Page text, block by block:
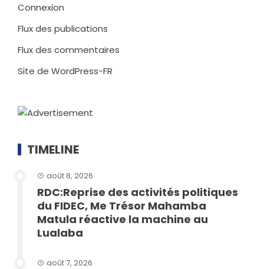
Connexion
Flux des publications
Flux des commentaires
Site de WordPress-FR
TIMELINE
août 8, 2026
RDC:Reprise des activités politiques
du FIDEC, Me Trésor Mahamba
Matula réactive la machine au
Lualaba
août 7, 2026